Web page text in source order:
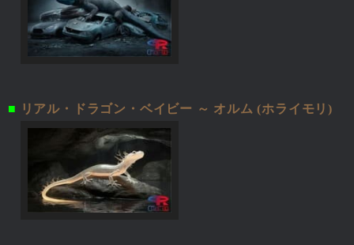
■ リアル・ドラゴン・ベイビー ～ オルム (ホライモリ)